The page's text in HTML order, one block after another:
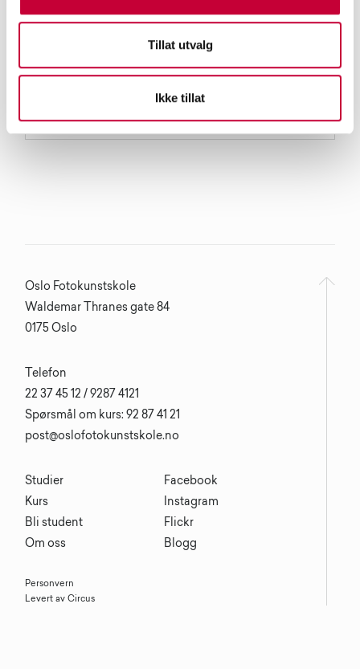
Tillat utvalg
Ikke tillat
Oslo Fotokunstskole
Waldemar Thranes gate 84
0175 Oslo
Studier
Kurs
Bli student
Om oss
Telefon
22 37 45 12 / 9287 4121
Spørsmål om kurs: 92 87 41 21
post@oslofotokunstskole.no
Facebook
Instagram
Flickr
Blogg
Personvern
Levert av Circus